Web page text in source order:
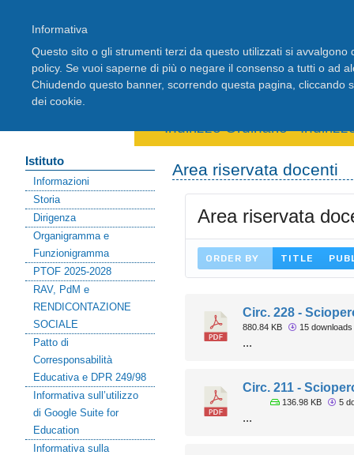
Home Registro Elettronico
Indirizzo Ordinario-
Istituto
Informazioni
Storia
Dirigenza
Organigramma e
Funzionigramma
PTOF 2025-2028
RAV, PdM e
RENDICONTAZIONE
SOCIALE
Patto di
Corresponsabilità
Educativa e DPR 249/98
Informativa sull’utilizzo
di Google Suite for
Education
Informativa sulla
Area riservata docenti
Area riservata
ORDER BY TITLE
Circ. 228 -
880.84 KB 15 downloads
...
Circ. 211 -
136.98 KB 5
...
Informativa
Questo sito o gli strumenti terzi da questo utilizzati si
policy. Se vuoi saperne di più o negare il consenso a tutti o ad
Chiudendo questo banner, scorrendo questa pagina, cliccando
dei cookie.